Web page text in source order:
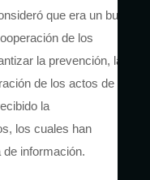
que era un buen
de los
la prevención, la
de los actos de
la
los cuales han
información.